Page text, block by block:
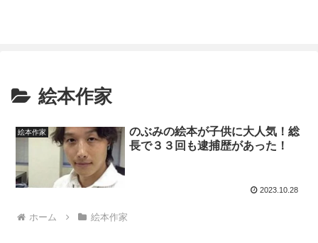
絵本作家
絵本作家
のぶみの絵本が子供に大人気！総
長で３３回も逮捕歴があった！
2023.10.28
ホーム 絵本作家